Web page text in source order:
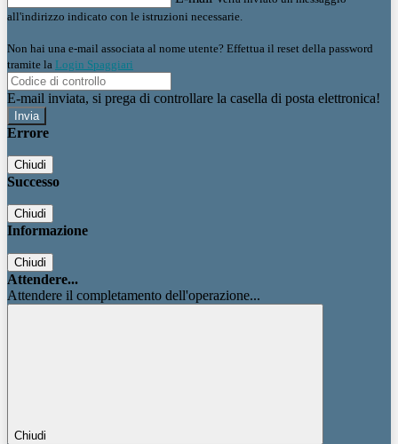
all'indirizzo indicato con le istruzioni necessarie.
Non hai una e-mail associata al nome utente? Effettua il reset della password
tramite la Login Spaggiari
E-mail inviata, si prega di controllare la casella di posta elettronica!
Errore
Chiudi
Successo
Chiudi
Informazione
Chiudi
Attendere...
Attendere il completamento dell'operazione...
Chiudi